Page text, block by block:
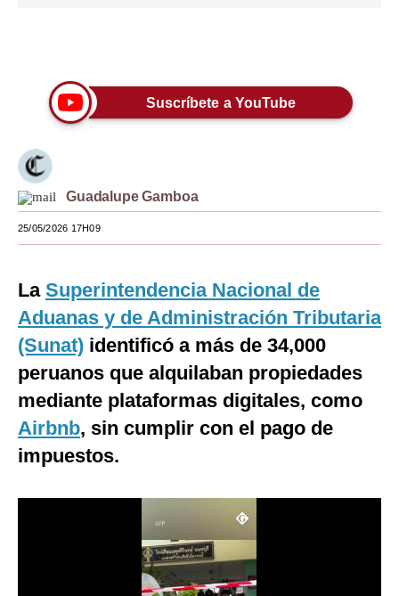
Lujo
Viajes
Moda
Estilos
Mundo
México
España
Internacional
Tecnología
Club del Suscriptor
Suscríbete a YouTube
Guadalupe Gamboa
25/05/2026 17H09
La Superintendencia Nacional de
Aduanas y de Administración Tributaria
(Sunat) identificó a más de 34,000
peruanos que alquilaban propiedades
mediante plataformas digitales, como
Airbnb, sin cumplir con el pago de
impuestos.